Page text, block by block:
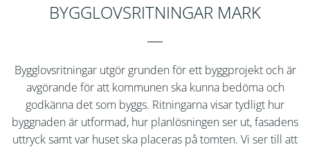
BYGGLOVSRITNINGAR MARK
Bygglovsritningar utgör grunden för ett byggprojekt och är
avgörande för att kommunen ska kunna bedöma och
godkänna det som byggs. Ritningarna visar tydligt hur
byggnaden är utformad, hur planlösningen ser ut, fasadens
uttryck samt var huset ska placeras på tomten. Vi ser till att